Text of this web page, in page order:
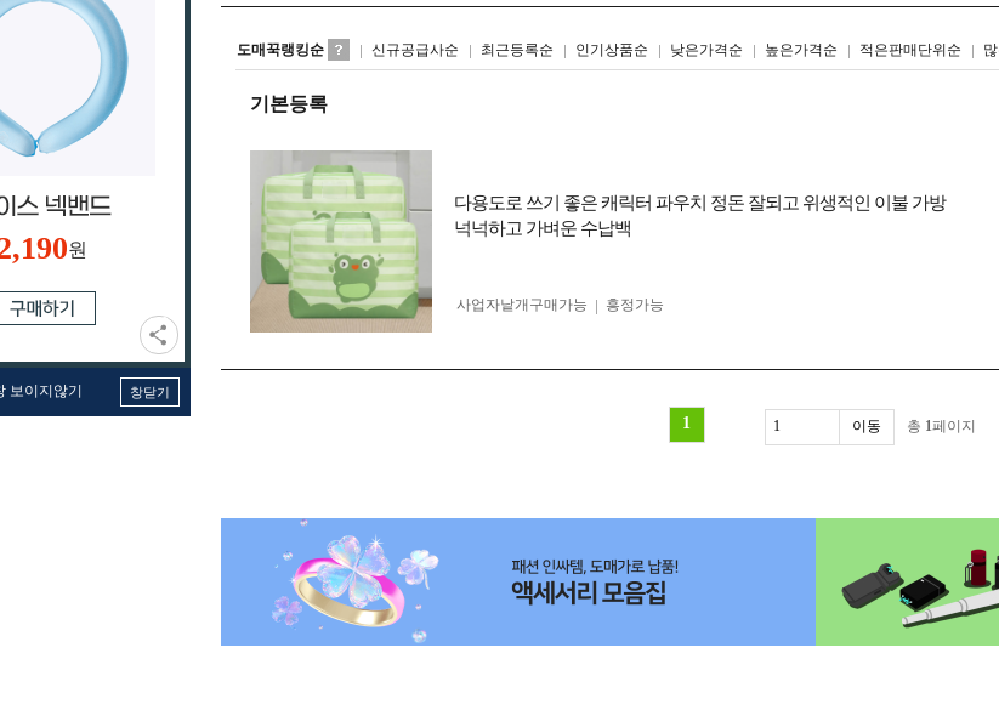
원
보이지않기 창닫기
도매꾹랭킹순 신규공급사순 최근등록순 인기상품순 낮은가격순 높은가격순 적은판매단위순
리스트형갤러리형
기본등록
다용도로 쓰기 좋은 캐릭터 파우치 정돈 잘되고 위생적인 이불 가방
넉넉하고 가벼운 수납백
사업자 낱개구매가능 흥정가능
1 총 1페이지